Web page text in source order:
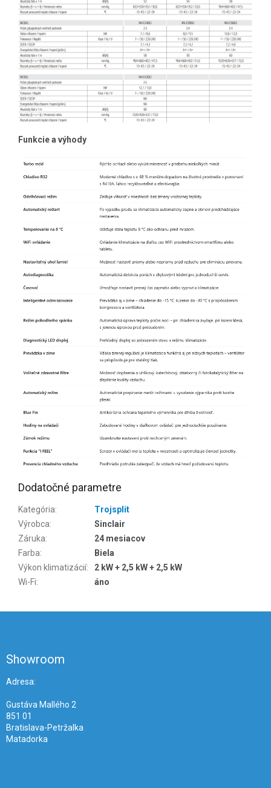
Funkcie a výhody
Dodatočné parametre
Kategória:
Trojsplit
Výrobca:
Sinclair
Záruka:
24 mesiacov
Farba:
Biela
Výkon klimatizácií:
2 kW + 2,5 kW + 2,5 kW
Wi-Fi: áno
Showroom
Adresa:
Gustáva Mallého 2
851 01
Bratislava-Petržalka
Matadorka